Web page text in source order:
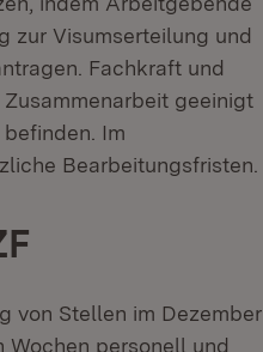
zur Visumserteilung und
Fachkraft und
geeinigt
Im
Bearbeitungsfristen.
von Stellen im Dezember
Wochen personell und